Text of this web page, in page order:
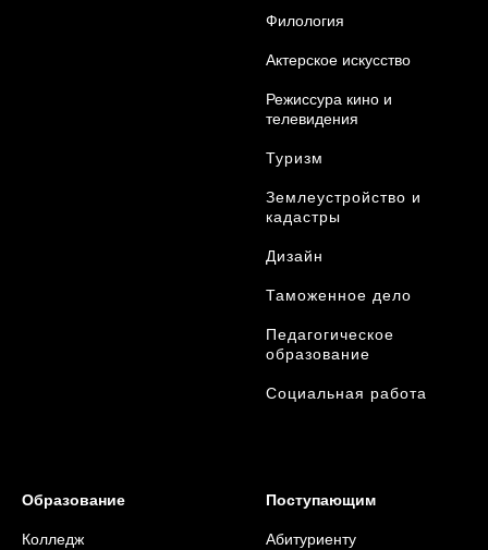
Филология
Актерское искусство
Режиссура кино и
телевидения
Туризм
Землеустройство и
кадастры
Дизайн
Таможенное дело
Педагогическое
образование
Социальная работа
Образование
Колледж
Поступающим
Абитуриенту